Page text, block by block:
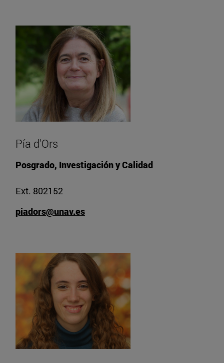
Pía d'Ors
Posgrado, Investigación y Calidad
Ext. 802152
piadors@unav.es